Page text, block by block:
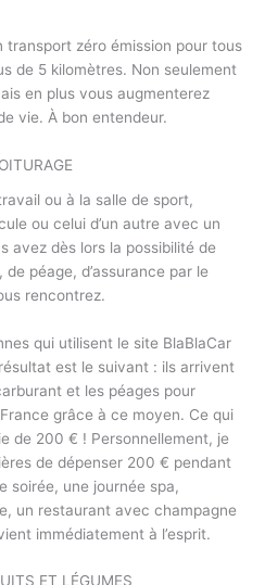
transport zéro émission pour tous
de 5 kilomètres. Non seulement
en plus vous augmenterez
vie. À bon entendeur.
ou à la salle de sport,
ou celui d’un autre avec un
avez dès lors la possibilité de
péage, d’assurance par le
rencontrez.
qui utilisent le site BlaBlaCar
est le suivant : ils arrivent
et les péages pour
grâce à ce moyen. Ce qui
de 200 € ! Personnellement, je
de dépenser 200 € pendant
soirée, une journée spa,
un restaurant avec champagne
immédiatement à l’esprit.
ET LÉGUMES